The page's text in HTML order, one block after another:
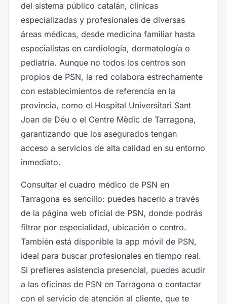
del sistema público catalán, clínicas
especializadas y profesionales de diversas
áreas médicas, desde medicina familiar hasta
especialistas en cardiología, dermatología o
pediatría. Aunque no todos los centros son
propios de PSN, la red colabora estrechamente
con establecimientos de referencia en la
provincia, como el Hospital Universitari Sant
Joan de Déu o el Centre Mèdic de Tarragona,
garantizando que los asegurados tengan
acceso a servicios de alta calidad en su entorno
inmediato.
Consultar el cuadro médico de PSN en
Tarragona es sencillo: puedes hacerlo a través
de la página web oficial de PSN, donde podrás
filtrar por especialidad, ubicación o centro.
También está disponible la app móvil de PSN,
ideal para buscar profesionales en tiempo real.
Si prefieres asistencia presencial, puedes acudir
a las oficinas de PSN en Tarragona o contactar
con el servicio de atención al cliente, que te